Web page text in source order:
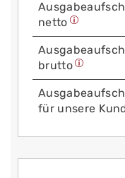
netto
brutto
für unsere